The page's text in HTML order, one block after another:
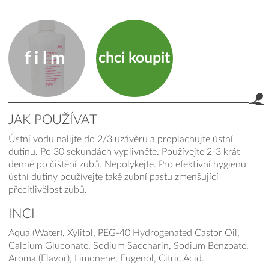
film chci koupit
JAK POUŽÍVAT
Ústní vodu nalijte do 2/3 uzávěru a proplachujte ústní
dutinu. Po 30 sekundách vyplivněte. Používejte 2-3 krát
denně po čištění zubů. Nepolykejte. Pro efektivní hygienu
ústní dutiny používejte také zubní pastu zmenšující
přecitlivělost zubů.
INCI
Aqua (Water), Xylitol, PEG-40 Hydrogenated Castor Oil,
Calcium Gluconate, Sodium Saccharin, Sodium Benzoate,
Aroma (Flavor), Limonene, Eugenol, Citric Acid.